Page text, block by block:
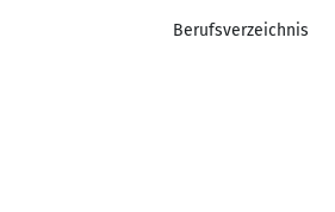
Berufsverzeichnis